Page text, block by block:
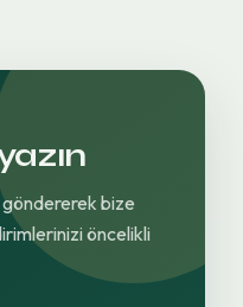
bize
öncelikli